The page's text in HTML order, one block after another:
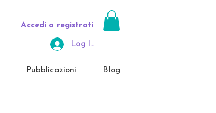
Log In Area Riservata
Accedi o registrati
Pubblicazioni Blog